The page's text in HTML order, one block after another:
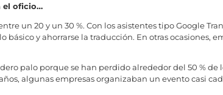
el oficio…
un 20 y un 30 %. Con los asistentes tipo Google
y ahorrarse la traducción. En otras ocasiones,
palo porque se han perdido alrededor del 50 % de
algunas empresas organizaban un evento casi